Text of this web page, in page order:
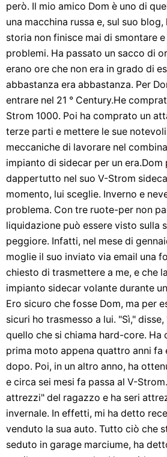
però. Il mio amico Dom è uno di
una macchina russa e, sul suo
storia non finisce mai di smontare
problemi. Ha passato un sacco di
erano ore che non era in grado di
abbastanza era abbastanza. Per
entrare nel 21 ° Century.He
Strom 1000. Poi ha comprato un
terze parti e mettere le sue
meccaniche di lavorare nel
impianto di sidecar per un era.Dom
dappertutto nel suo V-Strom
momento, lui sceglie. Inverno e
problema. Con tre ruote-per non
liquidazione può essere visto sulla
peggiore. Infatti, nel mese di
moglie il suo inviato via email una
chiesto di trasmettere a me, e che
impianto sidecar volante durante
Ero sicuro che fosse Dom, ma per
sicuri ho trasmesso a lui. "Sì,"
quello che si chiama hard-core. Ha
prima moto appena quattro anni fa
dopo. Poi, in un altro anno, ha
e circa sei mesi fa passa al V-
attrezzi" del ragazzo e ha seri
invernale. In effetti, mi ha detto
venduto la sua auto. Tutto ciò che
seduto in garage marciume, ha